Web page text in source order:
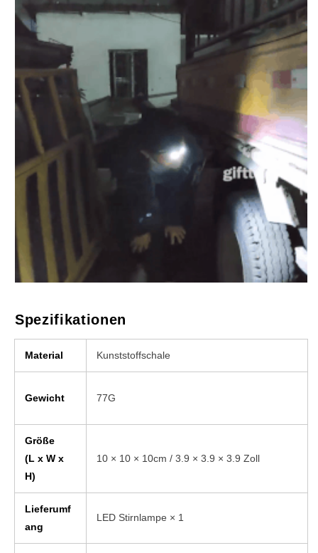
Spezifikationen
Material Kunststoffschale
Gewicht 77G
Größe
(L x W x
H)
10 × 10 × 10cm / 3.9 × 3.9 × 3.9 Zoll
Lieferumf
ang
LED Stirnlampe × 1